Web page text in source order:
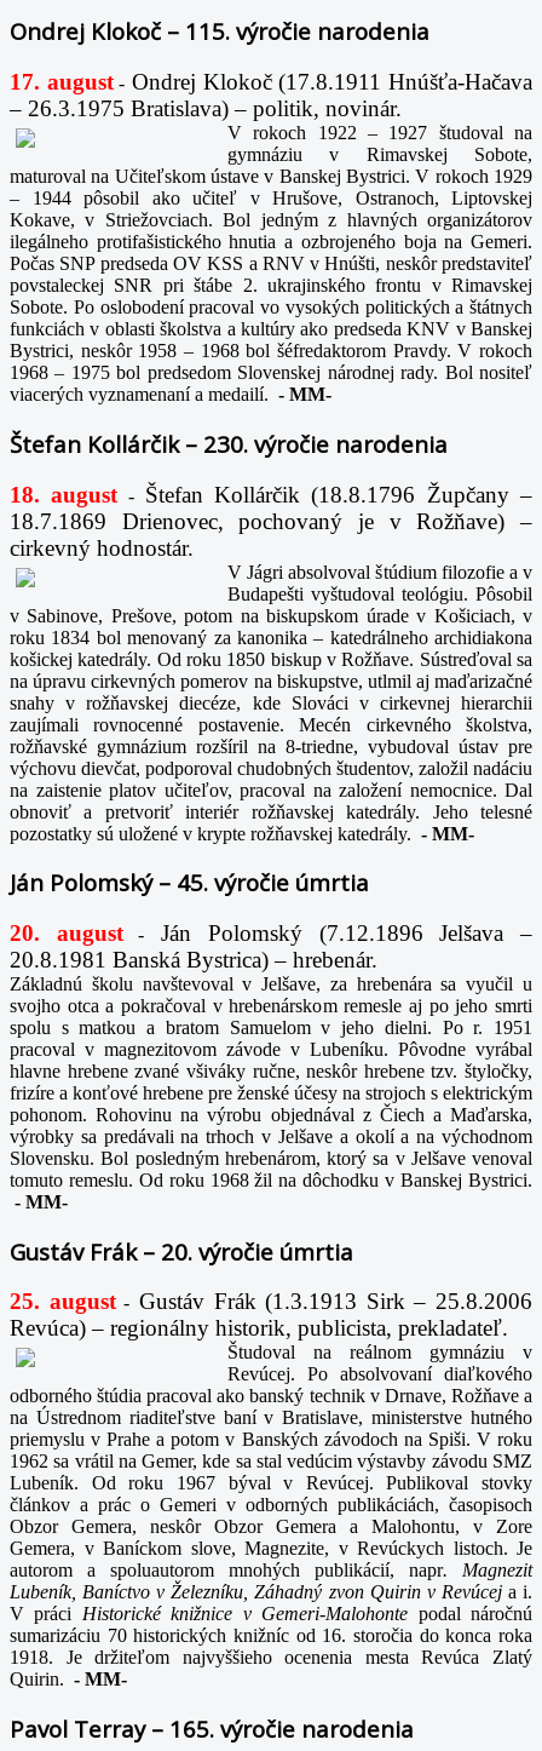
Ondrej Klokoč – 115. výročie narodenia
17. august- Ondrej Klokoč (17.8.1911 Hnúšťa-Hačava
– 26.3.1975 Bratislava) – politik, novinár.
V rokoch 1922 – 1927 študoval na
gymnáziu v Rimavskej Sobote,
maturoval na Učiteľskom ústave v Banskej Bystrici. V rokoch 1929
– 1944 pôsobil ako učiteľ v Hrušove, Ostranoch, Liptovskej
Kokave, v Striežovciach. Bol jedným z hlavných organizátorov
ilegálneho protifašistického hnutia a ozbrojeného boja na Gemeri.
Počas SNP predseda OV KSS a RNV v Hnúšti, neskôr predstaviteľ
povstaleckej SNR pri štábe 2. ukrajinského frontu v Rimavskej
Sobote. Po oslobodení pracoval vo vysokých politických a štátnych
funkciách v oblasti školstva a kultúry ako predseda KNV v Banskej
Bystrici, neskôr 1958 – 1968 bol šéfredaktorom Pravdy. V rokoch
1968 – 1975 bol predsedom Slovenskej národnej rady. Bol nositeľ
viacerých vyznamenaní a medailí. - MM-
Štefan Kollárčik – 230. výročie narodenia
18. august -
Štefan Kollárčik (18.8.1796 Župčany –
18.7.1869 Drienovec, pochovaný je v Rožňave) –
cirkevný hodnostár.
V Jágri absolvoval štúdium filozofie a v
Budapešti vyštudoval teológiu. Pôsobil
v Sabinove, Prešove, potom na biskupskom úrade v Košiciach, v
roku 1834 bol menovaný za kanonika – katedrálneho archidiakona
košickej katedrály. Od roku 1850 biskup v Rožňave. Sústreďoval sa
na úpravu cirkevných pomerov na biskupstve, utlmil aj maďarizačné
snahy v rožňavskej diecéze, kde Slováci v cirkevnej hierarchii
zaujímali rovnocenné postavenie. Mecén cirkevného školstva,
rožňavské gymnázium rozšíril na 8-triedne, vybudoval ústav pre
výchovu dievčat, podporoval chudobných študentov, založil nadáciu
na zaistenie platov učiteľov, pracoval na založení nemocnice. Dal
obnoviť a pretvoriť interiér rožňavskej katedrály. Jeho telesné
pozostatky sú uložené v krypte rožňavskej katedrály. - MM-
Ján Polomský – 45. výročie úmrtia
20. august-
Ján Polomský (7.12.1896 Jelšava –
20.8.1981 Banská Bystrica) – hrebenár.
Základnú školu navštevoval v Jelšave, za hrebenára sa vyučil u
svojho otca a pokračoval v hrebenárskom remesle aj po jeho smrti
spolu s matkou a bratom Samuelom v jeho dielni. Po r. 1951
pracoval v magnezitovom závode v Lubeníku. Pôvodne vyrábal
hlavne hrebene zvané všiváky ručne, neskôr hrebene tzv. štyločky,
frizíre a konťové hrebene pre ženské účesy na strojoch s elektrickým
pohonom. Rohovinu na výrobu objednával z Čiech a Maďarska,
výrobky sa predávali na trhoch v Jelšave a okolí a na východnom
Slovensku. Bol posledným hrebenárom, ktorý sa v Jelšave venoval
tomuto remeslu. Od roku 1968 žil na dôchodku v Banskej Bystrici.
- MM-
Gustáv Frák – 20. výročie úmrtia
25. august- Gustáv Frák (1.3.1913 Sirk – 25.8.2006
Revúca) – regionálny historik, publicista, prekladateľ.
Študoval na reálnom gymnáziu v
Revúcej. Po absolvovaní diaľkového
odborného štúdia pracoval ako banský technik v Drnave, Rožňave a
na Ústrednom riaditeľstve baní v Bratislave, ministerstve hutného
priemyslu v Prahe a potom v Banských závodoch na Spiši. V roku
1962 sa vrátil na Gemer, kde sa stal vedúcim výstavby závodu SMZ
Lubeník. Od roku 1967 býval v Revúcej. Publikoval stovky
článkov a prác o Gemeri v odborných publikáciách, časopisoch
Obzor Gemera, neskôr Obzor Gemera a Malohontu, v Zore
Gemera, v Baníckom slove, Magnezite, v Revúckych listoch. Je
autorom a spoluautorom mnohých publikácií, napr. Magnezit
Lubeník, Baníctvo v Železníku, Záhadný zvon Quirin v Revúcej a i.
V práci Historické knižnice v Gemeri-Malohonte podal náročnú
sumarizáciu 70 historických knižníc od 16. storočia do konca roka
1918. Je držiteľom najvyššieho ocenenia mesta Revúca Zlatý
Quirin. - MM-
Pavol Terray – 165. výročie narodenia